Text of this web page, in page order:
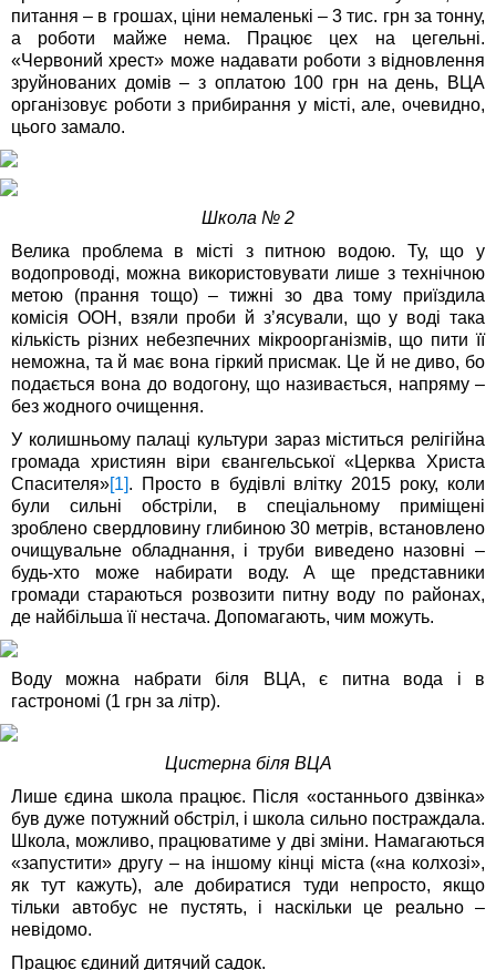
питання – в грошах, ціни немаленькі – 3 тис. грн за тонну,
а роботи майже нема. Працює цех на цегельні.
«Червоний хрест» може надавати роботи з відновлення
зруйнованих домів – з оплатою 100 грн на день, ВЦА
організовує роботи з прибирання у місті, але, очевидно,
цього замало.
Школа № 2
Велика проблема в місті з питною водою. Ту, що у
водопроводі, можна використовувати лише з технічною
метою (прання тощо) – тижні зо два тому приїздила
комісія ООН, взяли проби й з’ясували, що у воді така
кількість різних небезпечних мікроорганізмів, що пити її
неможна, та й має вона гіркий присмак. Це й не диво, бо
подається вона до водогону, що називається, напряму –
без жодного очищення.
У колишньому палаці культури зараз міститься релігійна
громада християн віри євангельської «Церква Христа
Спасителя»[1]. Просто в будівлі влітку 2015 року, коли
були сильні обстріли, в спеціальному приміщені
зроблено свердловину глибиною 30 метрів, встановлено
очищувальне обладнання, і труби виведено назовні –
будь-хто може набирати воду. А ще представники
громади стараються розвозити питну воду по районах,
де найбільша її нестача. Допомагають, чим можуть.
Воду можна набрати біля ВЦА, є питна вода і в
гастрономі (1 грн за літр).
Цистерна біля ВЦА
Лише єдина школа працює. Після «останнього дзвінка»
був дуже потужний обстріл, і школа сильно постраждала.
Школа, можливо, працюватиме у дві зміни. Намагаються
«запустити» другу – на іншому кінці міста («на колхозі»,
як тут кажуть), але добиратися туди непросто, якщо
тільки автобус не пустять, і наскільки це реально –
невідомо.
Працює єдиний дитячий садок.